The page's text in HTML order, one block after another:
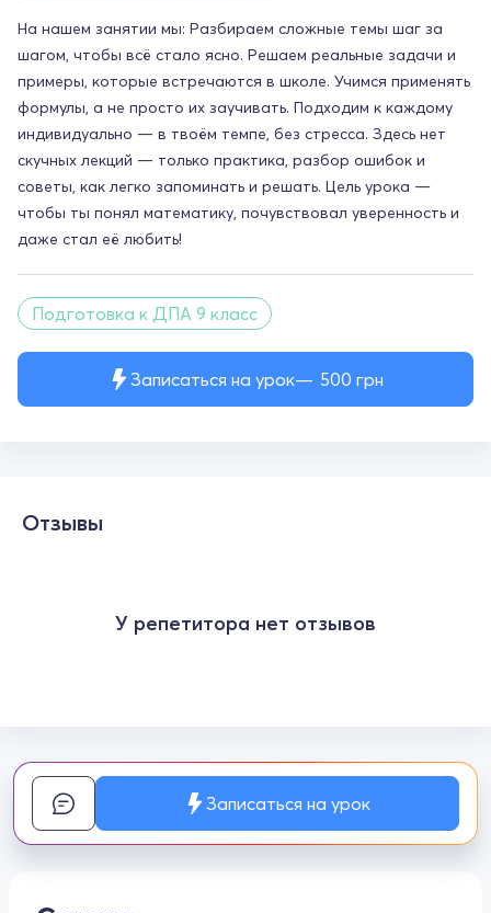
Записаться на урок 500 грн
На нашем занятии мы: Разбираем сложные темы шаг за
шагом, чтобы всё стало ясно. Решаем реальные задачи и
примеры, которые встречаются в школе. Учимся применять
формулы, а не просто их заучивать. Подходим к каждому
индивидуально — в твоём темпе, без стресса. Здесь нет
скучных лекций — только практика, разбор ошибок и
советы, как легко запоминать и решать. Цель урока —
чтобы ты понял математику, почувствовал уверенность и
даже стал её любить!
Подготовка к ДПА 9 класс
Отзывы
У репетитора нет отзывов
Записаться на урок